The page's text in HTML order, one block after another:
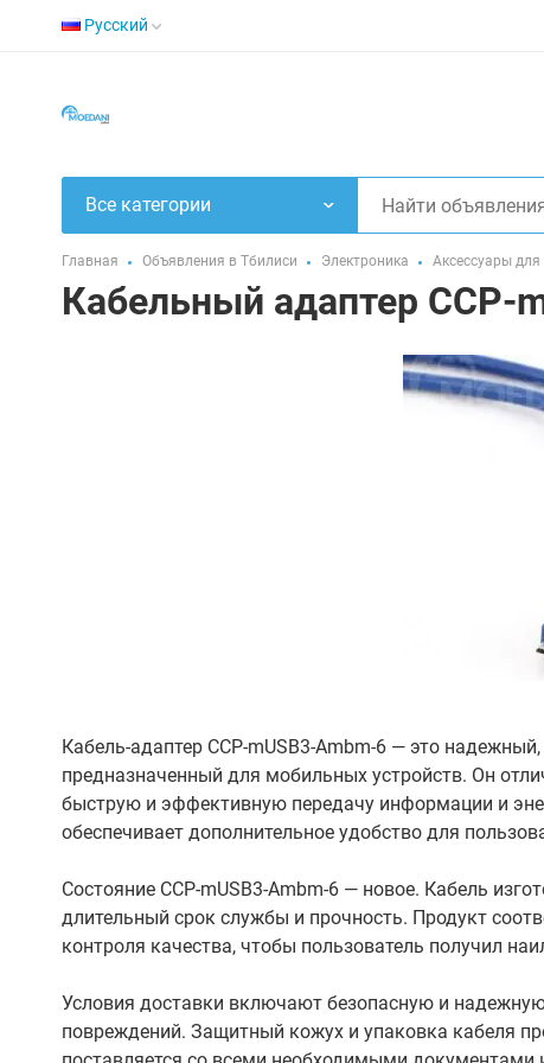
Русский
Все категории
Главная Объявления в Тбилиси Электроника Аксессуары
Кабельный адаптер CCP-
Кабель-адаптер CCP-mUSB3-Ambm-6 — это
предназначенный для мобильных устройств. Он
быструю и эффективную передачу информации и
обеспечивает дополнительное удобство для
Состояние CCP-mUSB3-Ambm-6 — новое. Кабель
длительный срок службы и прочность. Продукт
контроля качества, чтобы пользователь получил
Условия доставки включают безопасную и
повреждений. Защитный кожух и упаковка кабеля